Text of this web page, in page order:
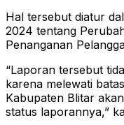
Hal tersebut diatur
2024 tentang
Penanganan
“Laporan tersebut
karena melewati
Kabupaten Blitar
status laporannya,”